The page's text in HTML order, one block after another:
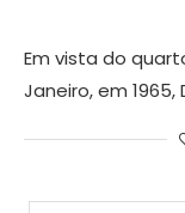
Em vista do
Janeiro, em 1965,